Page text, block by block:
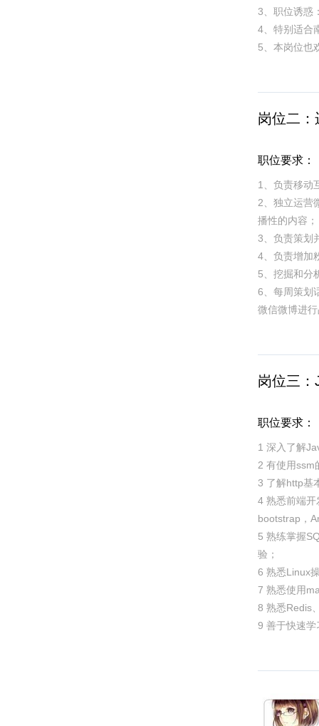
3、职位诱惑
4、特别适合
5、本岗位也
岗位二
职位要求：
1、负责移动
2、独立运营
播性的内容；
3、负责策划
4、负责增加
5、挖掘和分
6、每周策划
微信微博进
岗位三：
职位要求：
1 深入了解
2 有使用ssm
3 了解http基
4 熟悉前端
bootstrap，
5 熟练掌握
验；
6 熟悉Linux
7 熟悉使用
8 熟悉Redis
9 善于快速学